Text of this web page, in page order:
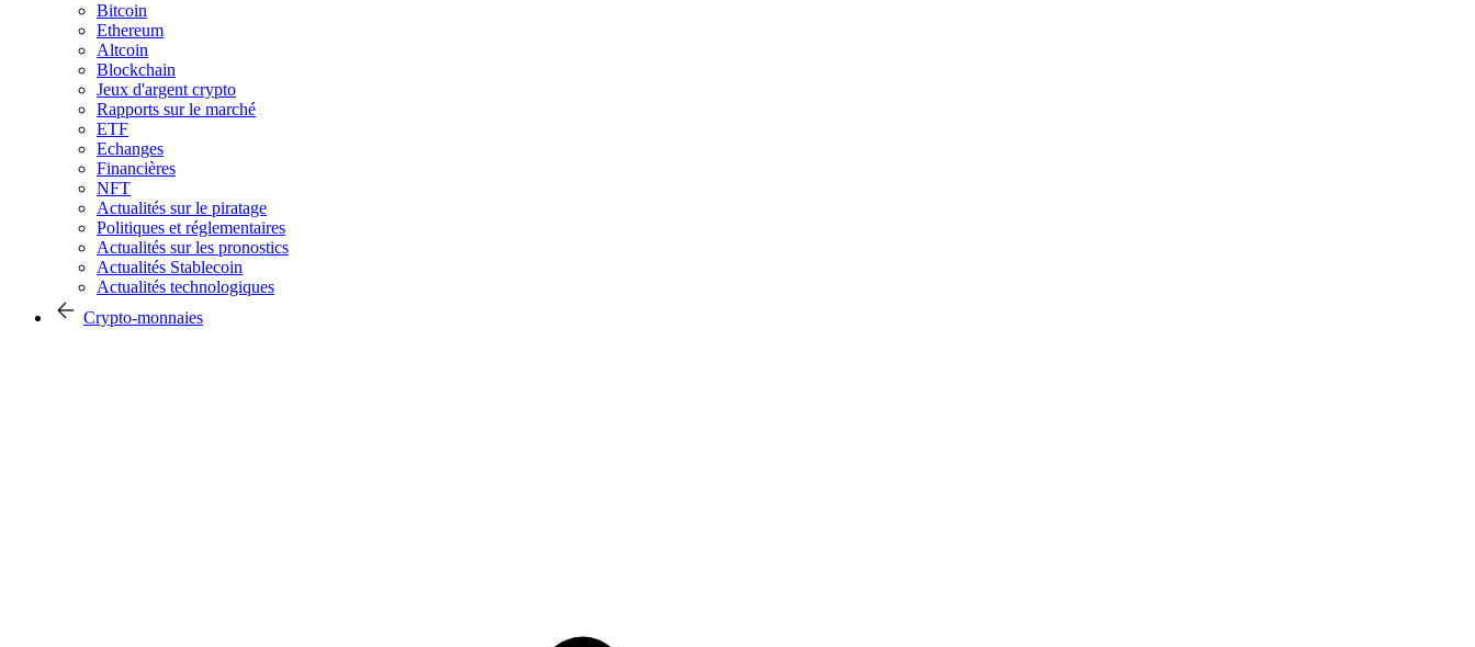
Bitcoin
Ethereum
Altcoin
Blockchain
Jeux d'argent crypto
Rapports sur le marché
ETF
Echanges
Financières
NFT
Actualités sur le piratage
Politiques et réglementaires
Actualités sur les pronostics
Actualités Stablecoin
Actualités technologiques
Crypto-monnaies